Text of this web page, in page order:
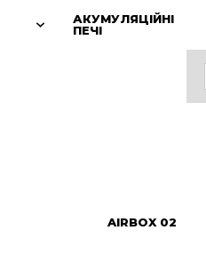
АКУМУЛЯЦІЙНІ
ПЕЧІ
AIRBOX 02